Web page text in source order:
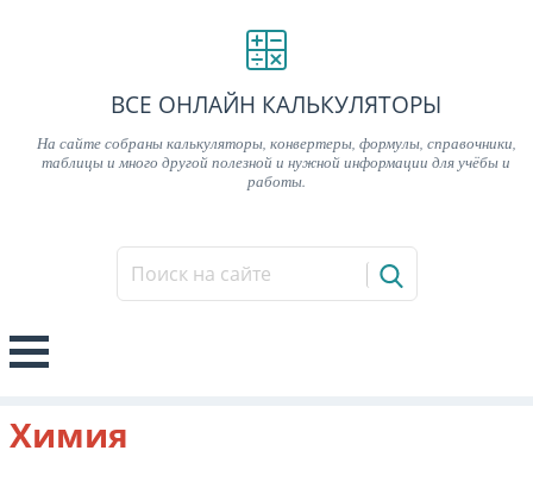
ВСЕ ОНЛАЙН КАЛЬКУЛЯТОРЫ
На сайте собраны калькуляторы, конвертеры, формулы, справочники,
таблицы и много другой полезной и нужной информации для учёбы и
работы.
Химия